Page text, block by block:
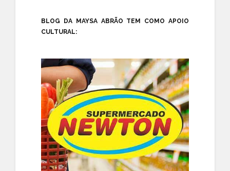
BLOG DA MAYSA ABRÃO TEM COMO APOIO
CULTURAL: